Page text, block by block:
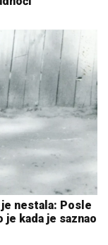
nestala: Posle
kada je saznao